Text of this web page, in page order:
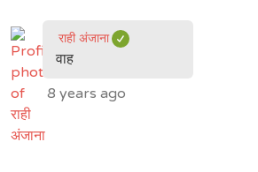
राही अंजाना
वाह
8 years ago